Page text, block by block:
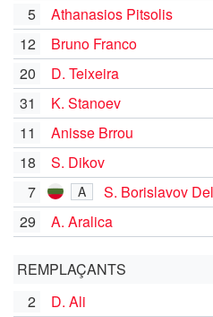
5
Athanasios Pitsolis
12 Bruno Franco
20
D. Teixeira
31
K. Stanoev
11
Anisse Brrou
18 S. Dikov
7 A
S. Borislavov
29
A. Aralica
REMPLAÇANTS
2
D. Ali